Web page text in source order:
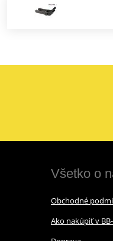
Všetko o
Obchodné
Ako nakúpiť v